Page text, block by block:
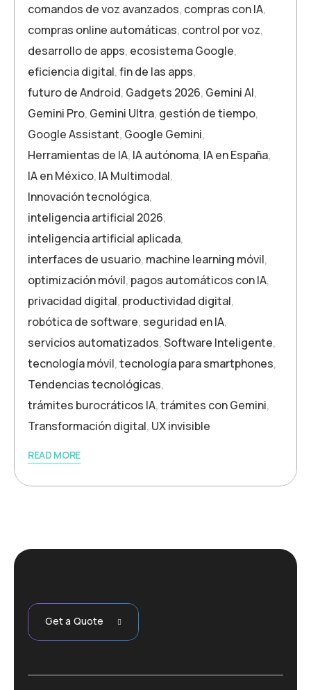
comandos de voz avanzados, compras con IA,
compras online automáticas, control por voz,
desarrollo de apps, ecosistema Google,
eficiencia digital,fin de las apps,
futuro de Android, Gadgets 2026, Gemini AI,
Gemini Pro, Gemini Ultra, gestión de tiempo,
Google Assistant, Google Gemini,
Herramientas de IA, IA autónoma, IA en España,
IA en México, IA Multimodal,
Innovación tecnológica,
inteligencia artificial 2026,
inteligencia artificial aplicada,
interfaces de usuario, machine learning móvil,
optimización móvil, pagos automáticos con IA,
privacidad digital, productividad digital,
robótica de software, seguridad en IA,
servicios automatizados,Software Inteligente,
tecnología móvil,tecnología para smartphones,
Tendencias tecnológicas,
trámites burocráticos IA,trámites con Gemini,
Transformación digital, UX invisible
READ MORE
Get a Quote